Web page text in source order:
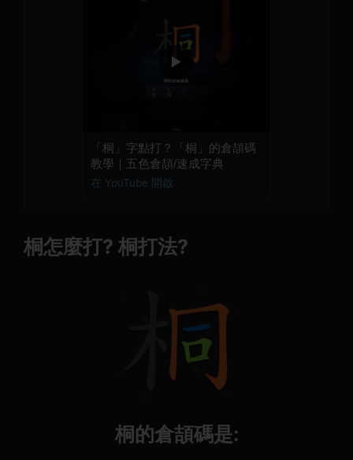
▶
「桐」字點打？「桐」的倉頡碼
教學｜五色倉頡/速成字典
在 YouTube 開啟
桐怎麼打? 桐打法?
桐的倉頡碼是: